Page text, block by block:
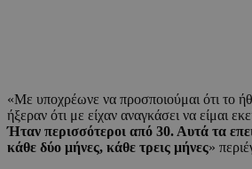
«Με υποχρέωνε να προσποιούμαι ότι το
ήξεραν ότι με είχαν αναγκάσει να είμαι
Ήταν περισσότεροι από 30. Αυτά τα
κάθε δύο μήνες, κάθε τρεις μήνες»